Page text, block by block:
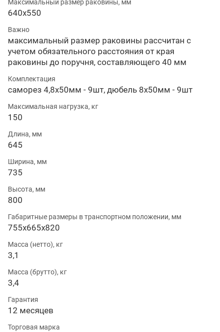
Максимальный размер раковины, мм
640х550
Важно
максимальный размер раковины рассчитан с
учетом обязательного расстояния от края
раковины до поручня, составляющего 40 мм
Комплектация
саморез 4,8х50мм - 9шт, дюбель 8х50мм - 9шт
Максимальная нагрузка, кг
150
Длина, мм
645
Ширина, мм
735
Высота, мм
800
Габаритные размеры в транспортном положении, мм
755х665х820
Масса (нетто), кг
3,1
Масса (брутто), кг
3,4
Гарантия
12 месяцев
Торговая марка